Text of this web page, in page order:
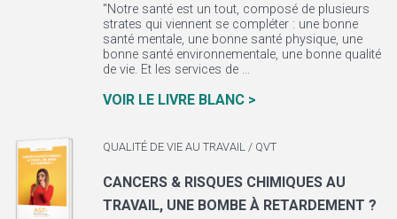
"Notre santé est un tout, composé de plusieurs
strates qui viennent se compléter : une bonne
santé mentale, une bonne santé physique, une
bonne santé environnementale, une bonne qualité
de vie. Et les services de ...
VOIR LE LIVRE BLANC >
QUALITÉ DE VIE AU TRAVAIL / QVT
CANCERS & RISQUES CHIMIQUES AU
TRAVAIL, UNE BOMBE À RETARDEMENT ?